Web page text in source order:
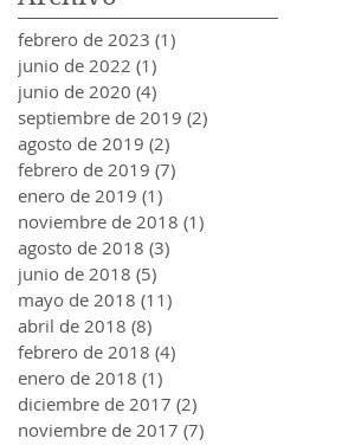
febrero de 2023 (1)
junio de 2022 (1)
junio de 2020 (4)
septiembre de 2019 (2)
agosto de 2019 (2)
febrero de 2019 (7)
enero de 2019 (1)
noviembre de 2018 (1)
agosto de 2018 (3)
junio de 2018 (5)
mayo de 2018 (11)
abril de 2018 (8)
febrero de 2018 (4)
enero de 2018 (1)
diciembre de 2017 (2)
noviembre de 2017 (7)